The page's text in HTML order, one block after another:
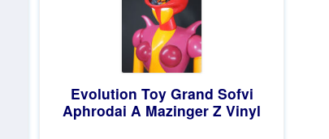
Evolution Toy Grand Sofvi
Aphrodai A Mazinger Z Vinyl